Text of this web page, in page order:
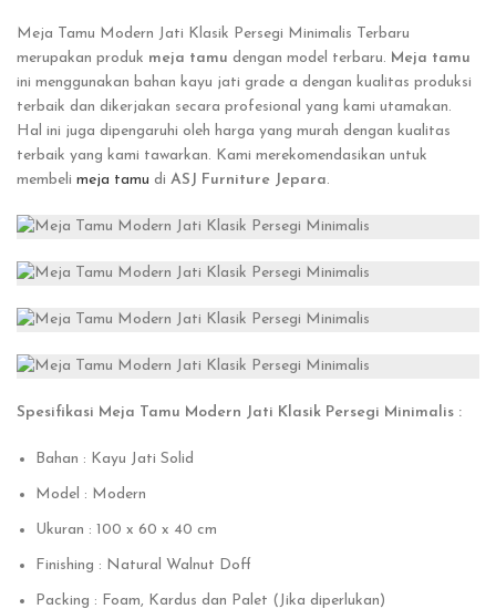
Meja Tamu Modern Jati Klasik Persegi Minimalis Terbaru
merupakan produk meja tamu dengan model terbaru. Meja tamu
ini menggunakan bahan kayu jati grade a dengan kualitas produksi
terbaik dan dikerjakan secara profesional yang kami utamakan.
Hal ini juga dipengaruhi oleh harga yang murah dengan kualitas
terbaik yang kami tawarkan. Kami merekomendasikan untuk
membeli meja tamu di ASJ Furniture Jepara.
Spesifikasi Meja Tamu Modern Jati Klasik Persegi Minimalis :
Bahan : Kayu Jati Solid
Model : Modern
Ukuran : 100 x 60 x 40 cm
Finishing : Natural Walnut Doff
Packing : Foam, Kardus dan Palet (Jika diperlukan)